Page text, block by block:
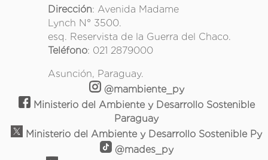
Dirección: Avenida Madame
Lynch N° 3500.
esq. Reservista de la Guerra del Chaco.
Teléfono: 021 2879000
Asunción, Paraguay.
@mambiente_py
Ministerio del Ambiente y Desarrollo Sostenible
Paraguay
Ministerio del Ambiente y Desarrollo Sostenible Py
@mades_py